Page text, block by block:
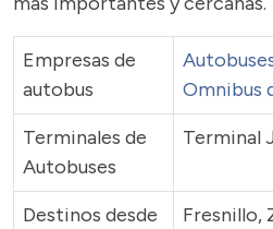
Empresas de
autobus
Omnibus
Terminales de
Autobuses
Terminal
Destinos desde
Fresnillo,